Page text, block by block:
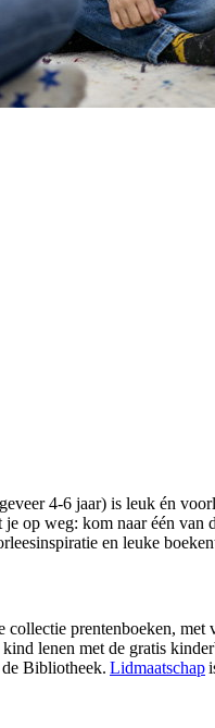
4-6 jaar) is leuk én
op weg: kom naar één van
en leuke
prentenboeken, met
lenen met de gratis
Bibliotheek. Lidmaatschap